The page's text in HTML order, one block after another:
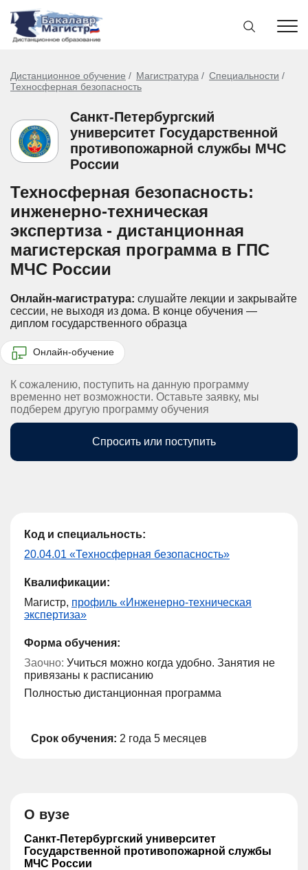
Дистанционное обучение Магистратура
Специальности
Техносферная безопасность
Санкт-Петербургский
университет Государственной
противопожарной службы МЧС
России
Техносферная безопасность:
инженерно-техническая
экспертиза - дистанционная
магистерская программа в ГПС
МЧС России
Онлайн-магистратура: слушайте лекции и закрывайте
сессии, не выходя из дома. В конце обучения —
диплом государственного образца
Онлайн-обучение
К сожалению, поступить на данную программу
временно нет возможности. Оставьте заявку, мы
подберем другую программу обучения
Спросить или поступить
Код и специальность:
20.04.01 «Техносферная безопасность»
Квалификации:
Магистр, профиль «Инженерно-техническая
экспертиза»
Форма обучения:
Заочно: Учиться можно когда удобно. Занятия не
привязаны к расписанию
Полностью дистанционная программа
Срок обучения: 2 года 5 месяцев
О вузе
Санкт-Петербургский университет
Государственной противопожарной службы
МЧС России